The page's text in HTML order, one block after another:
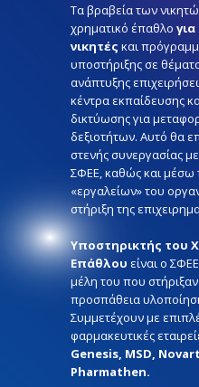
Τα βραβεία των
χρηματικό έπαθλο
νικητές και
υποστήριξης σε
ανάπτυξης
κέντρα εκπαίδευσης
δικτύωσης για
δεξιοτήτων. Αυτό θα
στενής συνεργασίας με
ΣΦΕΕ, καθώς και μέσω
«εργαλείων» του
στήριξη της
Υποστηρικτής του
Επάθλου είναι ο
μέλη του που
προσπάθεια
Συμμετέχουν με
φαρμακευτικές
Genesis, MSD,
Pharmathen.